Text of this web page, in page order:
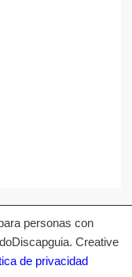
personas con
Creative
de privacidad